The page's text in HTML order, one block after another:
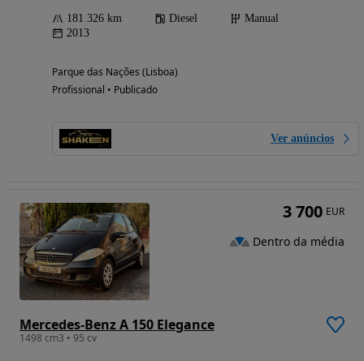
181 326 km Diesel
Manual
2013
Parque das Nações (Lisboa)
Profissional • Publicado
Ver anúncios
Mercedes-Benz A 150 Elegance
1498 cm3 • 95 cv
3 700 EUR
Dentro da média